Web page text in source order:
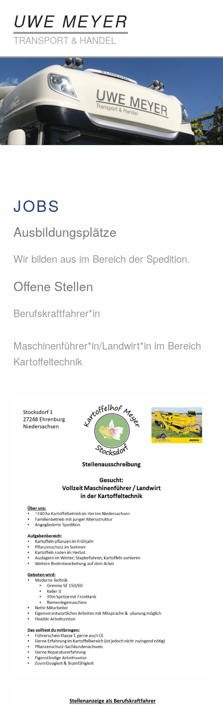
UWE MEYER
TRANSPORT & HANDEL
Jobs
JOBS
Ausbildungsplätze
Wir bilden aus im Bereich der Spedition.
Offene Stellen
Berufskraftfahrer*in
Maschinenführer*in/Landwirt*in im Bereich
Kartoffeltechnik